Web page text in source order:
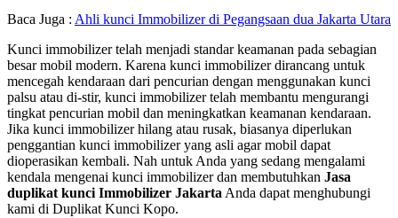
Baca Juga : Ahli kunci Immobilizer di Pegangsaan dua Jakarta Utara
Kunci immobilizer telah menjadi standar keamanan pada sebagian
besar mobil modern. Karena kunci immobilizer dirancang untuk
mencegah kendaraan dari pencurian dengan menggunakan kunci
palsu atau di-stir, kunci immobilizer telah membantu mengurangi
tingkat pencurian mobil dan meningkatkan keamanan kendaraan.
Jika kunci immobilizer hilang atau rusak, biasanya diperlukan
penggantian kunci immobilizer yang asli agar mobil dapat
dioperasikan kembali. Nah untuk Anda yang sedang mengalami
kendala mengenai kunci immobilizer dan membutuhkan Jasa
duplikat kunci Immobilizer Jakarta Anda dapat menghubungi
kami di Duplikat Kunci Kopo.